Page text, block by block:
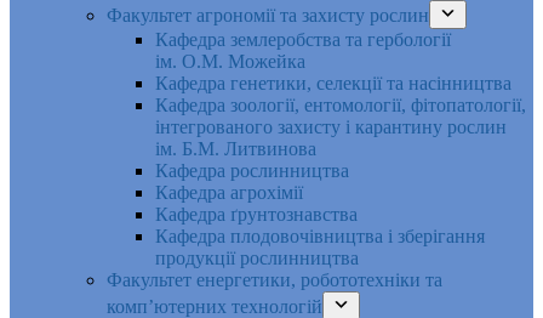
Факультет агрономії та захисту рослин
Кафедра землеробства та гербології
ім. О.М. Можейка
Кафедра генетики, селекції та насінництва
Кафедра зоології, ентомології, фітопатології,
інтегрованого захисту і карантину рослин
ім. Б.М. Литвинова
Кафедра рослинництва
Кафедра агрохімії
Кафедра ґрунтознавства
Кафедра плодовочівництва і зберігання
продукції рослинництва
Факультет енергетики, робототехніки та
комп’ютерних технологій